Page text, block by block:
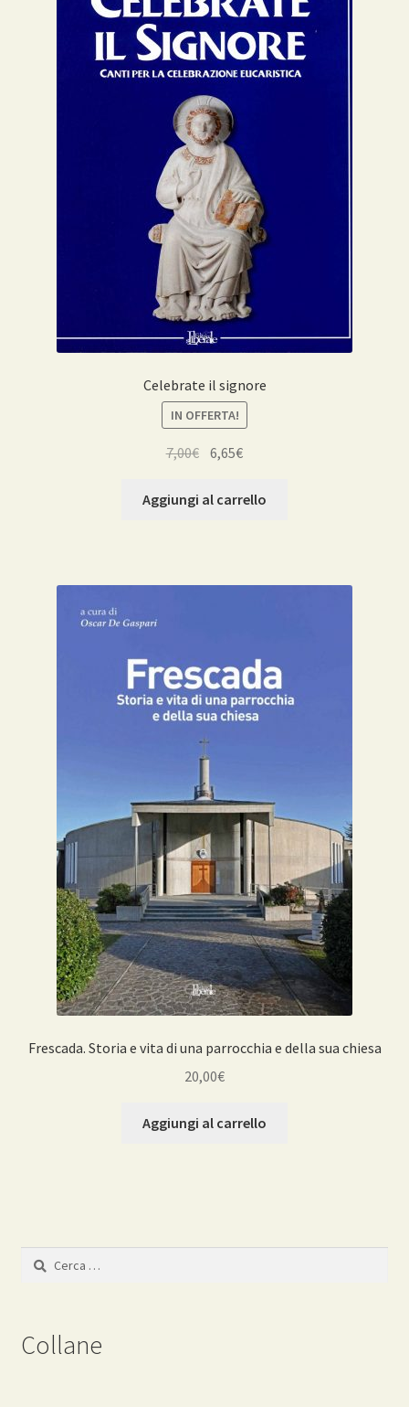
Celebrate il signore
IN OFFERTA!
7,00€
originale
6,65€Il
attuale
Aggiungi al carrello
Frescada. Storia e vita di una parrocchia e della sua chiesa
20,00€
Aggiungi al carrello
Ricerca
Collane